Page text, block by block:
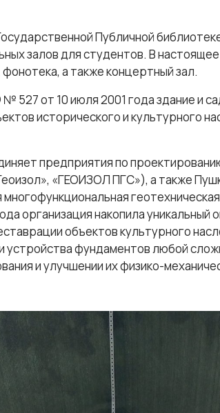
Публичной
залов для студентов. В
а также концертный зал.
527 от 10 июля 2001 года здание и
исторического и культурного
предприятия по
«ГЕОИЗОЛ ПГС»), а также
организация накопила
объектов культурного
устройства фундаментов любой
и улучшении их физико-